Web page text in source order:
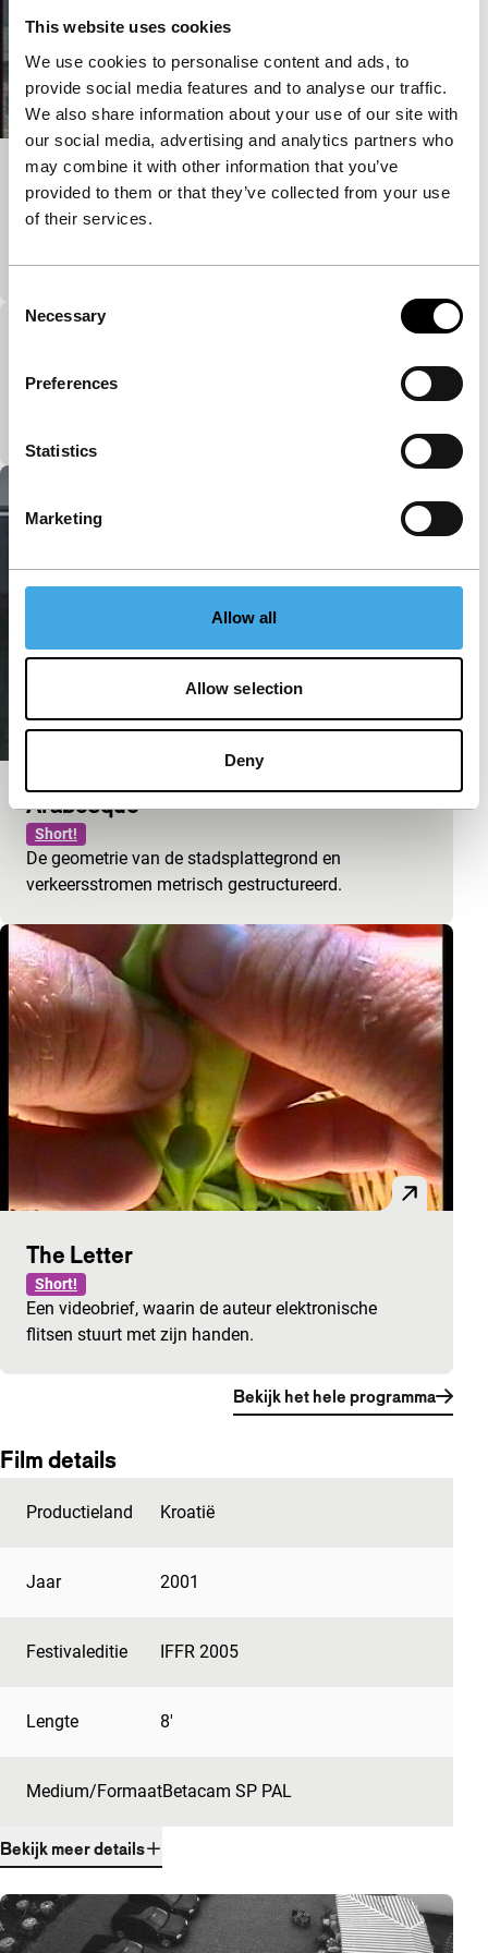
This website uses cookies
We use cookies to personalise content and ads, to
provide social media features and to analyse our traffic.
We also share information about your use of our site with
our social media, advertising and analytics partners who
may combine it with other information that you’ve
provided to them or that they’ve collected from your use
of their services.
Selection
Necessary
Preferences
Statistics
Marketing
Allow all
Allow selection
Deny
Das Lied ist aus
Short!
irrationele krachten en een onzichtbare moordenaar.
Short!
Arabesque
Short!
De geometrie van de stadsplattegrond en
verkeersstromen metrisch gestructureerd.
The Letter
Short!
Een videobrief, waarin de auteur elektronische
flitsen stuurt met zijn handen.
Bekijk het hele programma
Film details
Productieland Kroatië
Jaar 2001
Festivaleditie IFFR 2005
Lengte 8'
Medium/FormaatBetacam SP PAL
Bekijk meer details